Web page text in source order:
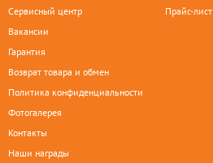
Сервисный центр
Вакансии
Гарантия
Возврат товара и обмен
Политика конфиденциальности
Фотогалерея
Контакты
Наши награды
Прайс-лист